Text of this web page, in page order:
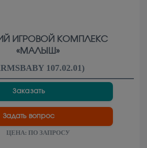
ИГРОВОЙ КОМПЛЕКС
«МАЛЫШ»
107.02.01)
Заказать
Задать вопрос
ЦЕНА: ПО ЗАПРОСУ